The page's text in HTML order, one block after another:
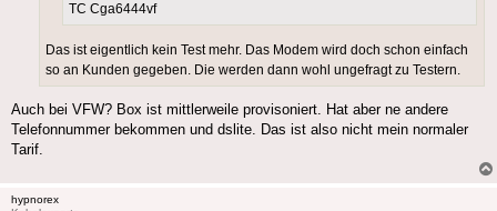
TC Cga6444vf
Das ist eigentlich kein Test mehr. Das Modem wird doch schon einfach
so an Kunden gegeben. Die werden dann wohl ungefragt zu Testern.
Auch bei VFW? Box ist mittlerweile provisoniert. Hat aber ne andere
Telefonnummer bekommen und dslite. Das ist also nicht mein normaler
Tarif.
hypnorex